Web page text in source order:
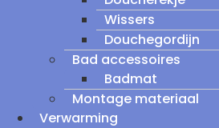
Wissers
Douchegordijn
Bad accessoires
Badmat
Montage materiaal
Verwarming